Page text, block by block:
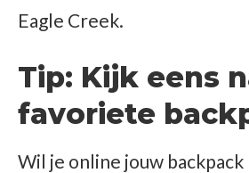
Eagle Creek.
Tip: Kijk eens
favoriete
Wil je online jouw backpack